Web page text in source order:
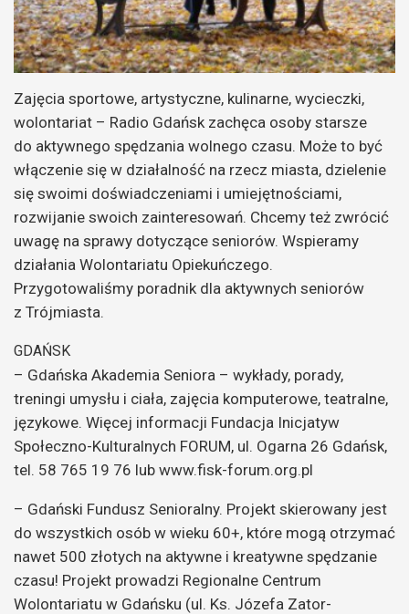
Zajęcia sportowe, artystyczne, kulinarne, wycieczki,
wolontariat – Radio Gdańsk zachęca osoby starsze
do aktywnego spędzania wolnego czasu. Może to być
włączenie się w działalność na rzecz miasta, dzielenie
się swoimi doświadczeniami i umiejętnościami,
rozwijanie swoich zainteresowań. Chcemy też zwrócić
uwagę na sprawy dotyczące seniorów. Wspieramy
działania Wolontariatu Opiekuńczego.
Przygotowaliśmy poradnik dla aktywnych seniorów
z Trójmiasta.
GDAŃSK
– Gdańska Akademia Seniora – wykłady, porady,
treningi umysłu i ciała, zajęcia komputerowe, teatralne,
językowe. Więcej informacji Fundacja Inicjatyw
Społeczno-Kulturalnych FORUM, ul. Ogarna 26 Gdańsk,
tel. 58 765 19 76 lub www.fisk-forum.org.pl
– Gdański Fundusz Senioralny. Projekt skierowany jest
do wszystkich osób w wieku 60+, które mogą otrzymać
nawet 500 złotych na aktywne i kreatywne spędzanie
czasu! Projekt prowadzi Regionalne Centrum
Wolontariatu w Gdańsku (ul. Ks. Józefa Zator-